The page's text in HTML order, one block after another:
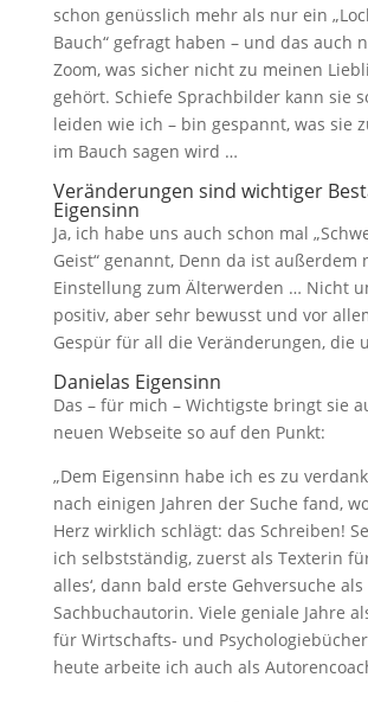
schon genüsslich mehr als nur ein
Bauch“ gefragt haben – und das auch
Zoom, was sicher nicht zu meinen
gehört. Schiefe Sprachbilder kann sie
leiden wie ich – bin gespannt, was sie
im Bauch sagen wird …
Veränderungen sind wichtiger
Eigensinn
Ja, ich habe uns auch schon mal
Geist“ genannt, Denn da ist außerdem
Einstellung zum Älterwerden … Nicht
positiv, aber sehr bewusst und vor
Gespür für all die Veränderungen, die
Danielas Eigensinn
Das – für mich – Wichtigste bringt sie
neuen Webseite so auf den Punkt:
„Dem Eigensinn habe ich es zu
nach einigen Jahren der Suche fand,
Herz wirklich schlägt: das Schreiben!
ich selbstständig, zuerst als Texterin
alles‘, dann bald erste Gehversuche als
Sachbuchautorin. Viele geniale Jahre
für Wirtschafts- und
heute arbeite ich auch als